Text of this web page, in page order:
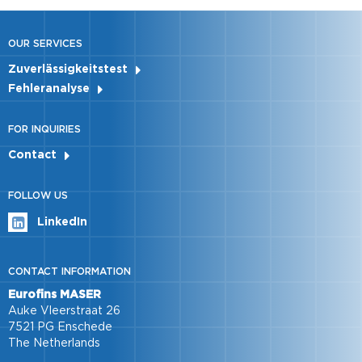
OUR SERVICES
Zuverlässigkeitstest
Fehleranalyse
FOR INQUIRIES
Contact
FOLLOW US
LinkedIn
CONTACT INFORMATION
Eurofins MASER
Auke Vleerstraat 26
7521 PG Enschede
The Netherlands